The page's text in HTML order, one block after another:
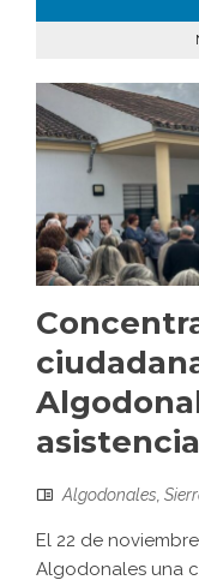
Algodonales,
El 22 de
Algodonales una